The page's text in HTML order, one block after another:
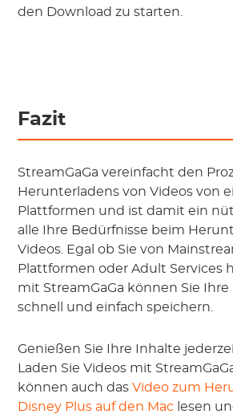
den Download zu starten.
Fazit
StreamGaGa vereinfacht den
Herunterladens von Videos von
Plattformen und ist damit ein
alle Ihre Bedürfnisse beim
Videos. Egal ob Sie von
Plattformen oder Adult Services
mit StreamGaGa können Sie
schnell und einfach speichern.
Genießen Sie Ihre Inhalte
Laden Sie Videos mit
können auch dasVideo zum
Disney Plus auf den Mac lesen